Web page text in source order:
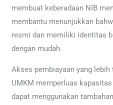
membuat keberadaan NIB
membantu menunjukkan
resmi dan memiliki identitas
dengan mudah.
Akses pembiayaan yang
UMKM memperluas
dapat menggunakan